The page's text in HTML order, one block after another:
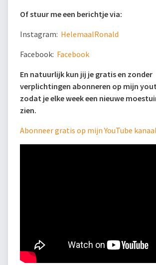
Of stuur me een berichtje via:
Instagram: HelemaalRonald
Facebook: Facebook
En natuurlijk kun jij je gratis en zonder
verplichtingen abonneren op mijn
zodat je elke week een nieuwe
zien.
Abonneer gratis op mijn YouTube kanaal